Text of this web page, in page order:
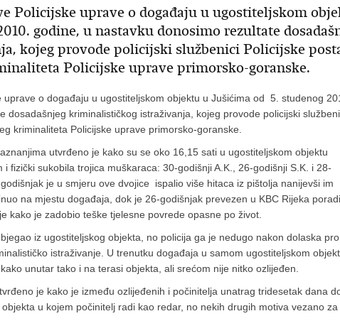
Policijske uprave o događaju u ugostiteljskom
godine, u nastavku donosimo rezultate
kojeg provode policijski službenici Policijske
Policijske uprave primorsko-goranske.
o događaju u ugostiteljskom objektu u Jušićima od 5. studenog
dosadašnjeg kriminalističkog istraživanja, kojeg provode policijski
kriminaliteta Policijske uprave primorsko-goranske.
utvrđeno je kako su se oko 16,15 sati u ugostiteljskom objektu
i fizički sukobila trojica muškaraca: 30-godišnji A.K., 26-godišnji S.K. i 28-
je u smjeru ove dvojice ispalio više hitaca iz pištolja nanijevši im
na mjestu događaja, dok je 26-godišnjak prevezen u KBC Rijeka poradi
kako je zadobio teške tjelesne povrede opasne po život.
iz ugostiteljskog objekta, no policija ga je nedugo nakon dolaska
istraživanje. U trenutku događaja u samom ugostiteljskom
unutar tako i na terasi objekta, ali srećom nije nitko ozlijeđen.
je kako je između ozlijeđenih i počinitelja unatrag tridesetak dana
u kojem počinitelj radi kao redar, no nekih drugih motiva vezano za